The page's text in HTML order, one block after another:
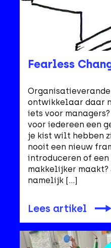
Fearless
ontwikkelaar daar
iets voor
voor iedereen een
je kist wilt hebben
nooit een nieuw
introduceren of
makkelijker maakt?
namelijk […]
Lees artikel